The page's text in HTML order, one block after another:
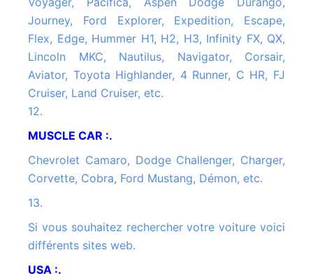
Journey, Ford Explorer, Expedition, Escape,
Flex, Edge, Hummer H1, H2, H3, Infinity FX, QX,
Lincoln MKC, Nautilus, Navigator, Corsair,
Aviator, Toyota Highlander, 4 Runner, C HR, FJ
Cruiser, Land Cruiser, etc.
12.
MUSCLE CAR :.
Chevrolet Camaro, Dodge Challenger, Charger,
Corvette, Cobra, Ford Mustang, Démon, etc.
13.
Si vous souhaitez rechercher votre voiture voici
différents sites web.
USA :.